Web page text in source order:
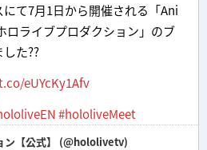
て7月1日から開催される「Ani
ロライブプロダクション」のブ
た??
eUYcKy1Afv
#hololiveMeet
ン【公式】 (@hololivetv)